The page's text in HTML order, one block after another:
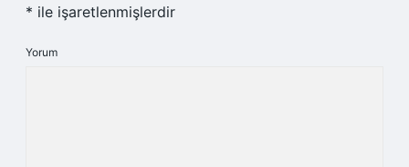
* ile işaretlenmişlerdir
Yorum